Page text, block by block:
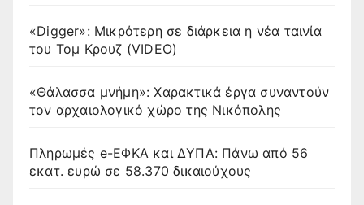
«Digger»: Μικρότερη σε διάρκεια η νέα ταινία
του Τομ Κρουζ (VIDEO)
«Θάλασσα μνήμη»: Χαρακτικά έργα συναντούν
τον αρχαιολογικό χώρο της Νικόπολης
Πληρωμές e-ΕΦΚΑ και ΔΥΠΑ: Πάνω από 56
εκατ. ευρώ σε 58.370 δικαιούχους